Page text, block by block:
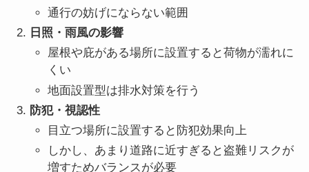
通行の妨げにならない範囲
日照・雨風の影響
屋根や庇がある場所に設置すると荷物が濡れに
くい
地面設置型は排水対策を行う
防犯・視認性
目立つ場所に設置すると防犯効果向上
しかし、あまり道路に近すぎると盗難リスクが
増すためバランスが必要